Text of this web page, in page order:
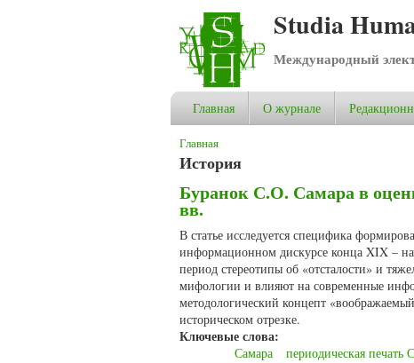
Studia
Международный
Главная О журнале
Вы здесь
Главная
История
Буранок С.О. Самара в
вв.
В статье исследуется специфика
информационном дискурсе конца XIX –
период стереотипы об «отсталости» и
мифологии и влияют на современные
методологический концепт
историческом отрезке.
Ключевые слова:
Самара периодическая